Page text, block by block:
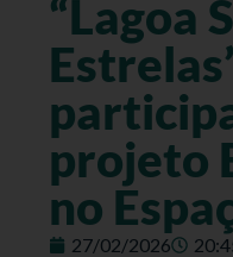
“Lagoa
projeto
no
27/02/2026